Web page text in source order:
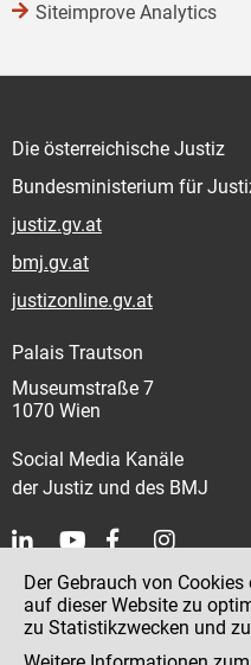
Siteimprove Analytics
Die österreichische Justiz
Bundesministerium für
justiz.gv.at
bmj.gv.at
justizonline.gv.at
Palais Trautson
Museumstraße 7
1070 Wien
Social Media Kanäle
der Justiz und des BMJ
Kontakt
Impressum
Der Gebrauch von
auf dieser Website zu
zu Statistikzwecken und